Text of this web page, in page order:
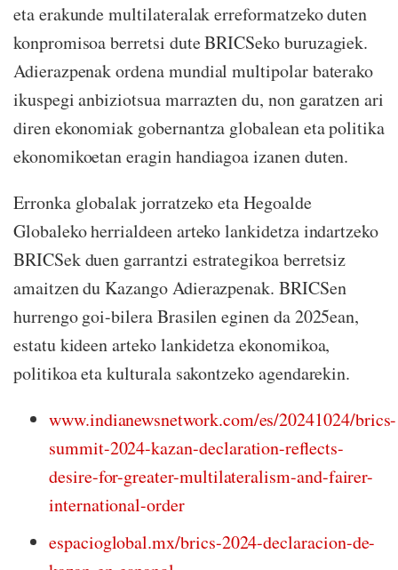
eta erakunde multilateralak erreformatzeko duten
konpromisoa berretsi dute BRICSeko buruzagiek.
Adierazpenak ordena mundial multipolar baterako
ikuspegi anbiziotsua marrazten du, non garatzen ari
diren ekonomiak gobernantza globalean eta politika
ekonomikoetan eragin handiagoa izanen duten.
Erronka globalak jorratzeko eta Hegoalde
Globaleko herrialdeen arteko lankidetza indartzeko
BRICSek duen garrantzi estrategikoa berretsiz
amaitzen du Kazango Adierazpenak. BRICSen
hurrengo goi-bilera Brasilen eginen da 2025ean,
estatu kideen arteko lankidetza ekonomikoa,
politikoa eta kulturala sakontzeko agendarekin.
www.indianewsnetwork.com/es/20241024/brics-
summit-2024-kazan-declaration-reflects-
desire-for-greater-multilateralism-and-fairer-
international-order
espacioglobal.mx/brics-2024-declaracion-de-